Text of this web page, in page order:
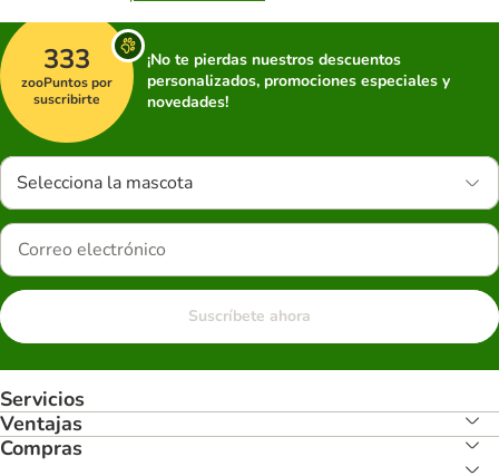
333
zooPuntos por
suscribirte
¡No te pierdas nuestros descuentos
personalizados, promociones especiales y
novedades!
Selecciona la mascota
Suscríbete ahora
Servicios
Ventajas
Compras